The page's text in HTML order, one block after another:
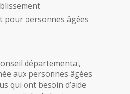
pour personnes âgées
départemental,
aux personnes âgées
qui ont besoin d’aide